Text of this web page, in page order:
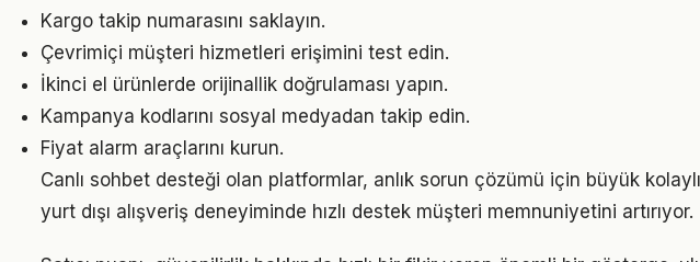
Kargo takip numarasını saklayın.
Çevrimiçi müşteri hizmetleri erişimini test edin.
İkinci el ürünlerde orijinallik doğrulaması yapın.
Kampanya kodlarını sosyal medyadan takip edin.
Fiyat alarm araçlarını kurun.
Canlı sohbet desteği olan platformlar, anlık sorun çözümü için büyük
yurt dışı alışveriş deneyiminde hızlı destek müşteri memnuniyetini artırıyor.